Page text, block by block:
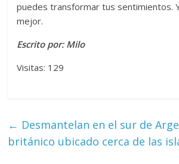
puedes transformar tus sentimientos.
mejor.
Escrito por: Milo
Visitas: 129
← Desmantelan en el sur de
británico ubicado cerca de las